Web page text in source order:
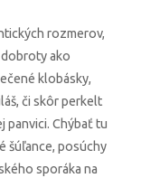
rozmerov,
dobroty ako
klobásky,
či skôr perkelt
panvici. Chýbať tu
šúľance, posúchy
sporáka na